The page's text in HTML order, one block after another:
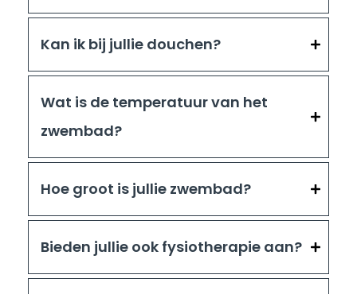
Kan ik bij jullie douchen?
Wat is de temperatuur van het
zwembad?
Hoe groot is jullie zwembad?
Bieden jullie ook fysiotherapie aan?